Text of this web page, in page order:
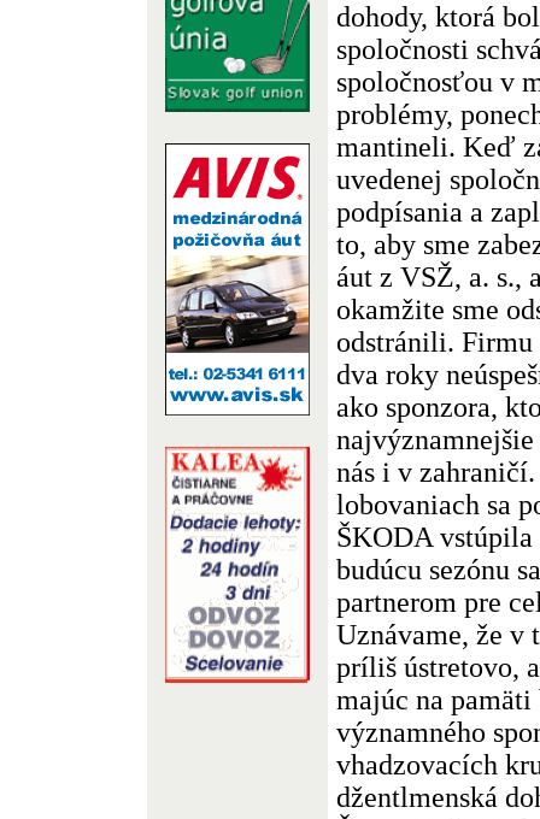
dohody, ktorá
spoločnosti
spoločnosťou v
problémy,
mantineli. Keď
uvedenej
podpísania a
to, aby sme
áut z VSŽ, a. s.,
okamžite sme
odstránili. Firmu
dva roky
ako sponzora,
nás i v
lobovaniach sa
ŠKODA vstúpila
budúcu sezónu
partnerom pre
Uznávame, že v
príliš ústretovo,
majúc na
významného
vhadzovacích
džentlmenská